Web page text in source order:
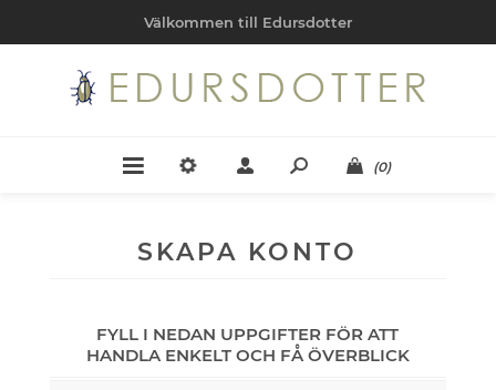
Välkommen till Edursdotter
(0)
SKAPA KONTO
FYLL I NEDAN UPPGIFTER FÖR ATT
HANDLA ENKELT OCH FÅ ÖVERBLICK